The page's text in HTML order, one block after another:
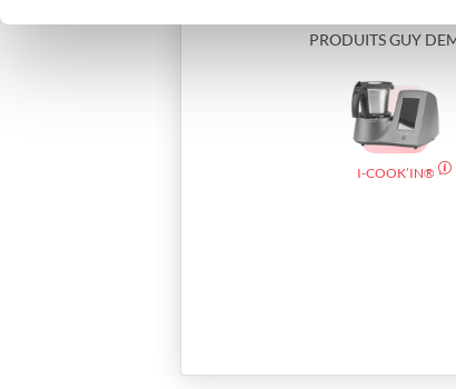
PRODUITS GUY
I-COOK’IN®